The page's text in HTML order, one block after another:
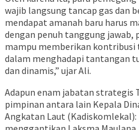
wajib langsung tancap gas dan
mendapat amanah baru harus
dengan penuh tanggung
mampu memberikan kontribusi
dalam menghadapi tantangan
dan dinamis,” ujar Ali.
Adapun enam jabatan strategis
pimpinan antara lain Kepala
Angkatan Laut